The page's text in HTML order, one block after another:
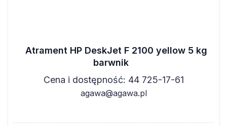
Atrament HP DeskJet F 2100 yellow 5 kg
barwnik
Cena i dostępność: 44 725-17-61
agawa@agawa.pl